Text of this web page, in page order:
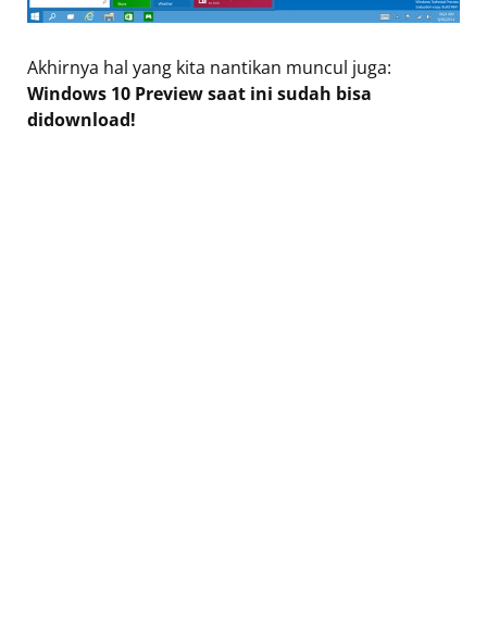
Akhirnya hal yang kita nantikan muncul juga:
Windows 10 Preview saat ini sudah bisa
didownload!